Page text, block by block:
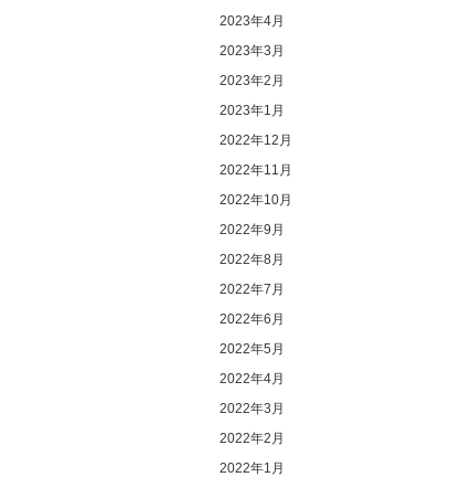
2023年4月
2023年3月
2023年2月
2023年1月
2022年12月
2022年11月
2022年10月
2022年9月
2022年8月
2022年7月
2022年6月
2022年5月
2022年4月
2022年3月
2022年2月
2022年1月